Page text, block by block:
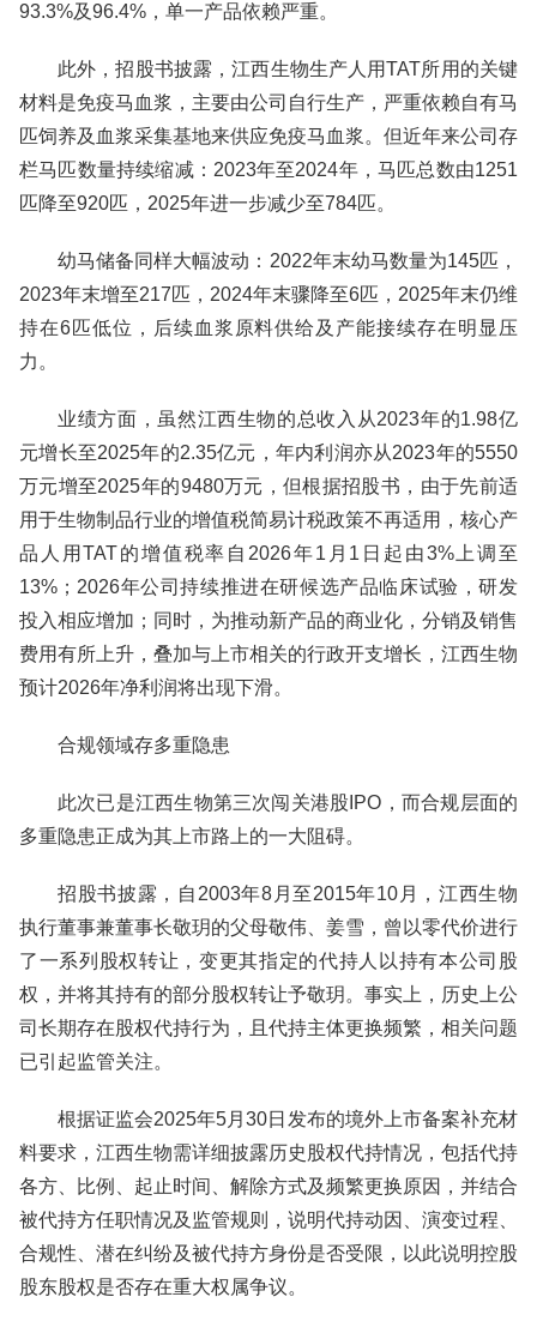
93.3%及96.4%，单一产品依赖严重。
此外，招股书披露，江西生物生产人用TAT所用的关键
材料是免疫马血浆，主要由公司自行生产，严重依赖自有马
匹饲养及血浆采集基地来供应免疫马血浆。但近年来公司存
栏马匹数量持续缩减：2023年至2024年，马匹总数由1251
匹降至920匹，2025年进一步减少至784匹。
幼马储备同样大幅波动：2022年末幼马数量为145匹，
2023年末增至217匹，2024年末骤降至6匹，2025年末仍维
持在6匹低位，后续血浆原料供给及产能接续存在明显压
力。
业绩方面，虽然江西生物的总收入从2023年的1.98亿
元增长至2025年的2.35亿元，年内利润亦从2023年的5550
万元增至2025年的9480万元，但根据招股书，由于先前适
用于生物制品行业的增值税简易计税政策不再适用，核心产
品人用TAT的增值税率自2026年1月1日起由3%上调至
13%；2026年公司持续推进在研候选产品临床试验，研发
投入相应增加；同时，为推动新产品的商业化，分销及销售
费用有所上升，叠加与上市相关的行政开支增长，江西生物
预计2026年净利润将出现下滑。
合规领域存多重隐患
此次已是江西生物第三次闯关港股IPO，而合规层面的
多重隐患正成为其上市路上的一大阻碍。
招股书披露，自2003年8月至2015年10月，江西生物
执行董事兼董事长敬玥的父母敬伟、姜雪，曾以零代价进行
了一系列股权转让，变更其指定的代持人以持有本公司股
权，并将其持有的部分股权转让予敬玥。事实上，历史上公
司长期存在股权代持行为，且代持主体更换频繁，相关问题
已引起监管关注。
根据证监会2025年5月30日发布的境外上市备案补充材
料要求，江西生物需详细披露历史股权代持情况，包括代持
各方、比例、起止时间、解除方式及频繁更换原因，并结合
被代持方任职情况及监管规则，说明代持动因、演变过程、
合规性、潜在纠纷及被代持方身份是否受限，以此说明控股
股东股权是否存在重大权属争议。